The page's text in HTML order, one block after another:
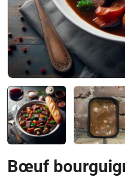
Bœuf